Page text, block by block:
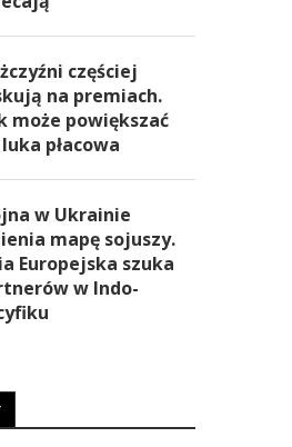
częściej
na premiach.
może powiększać
płacowa
w Ukrainie
mapę sojuszy.
Europejska szuka
w Indo-